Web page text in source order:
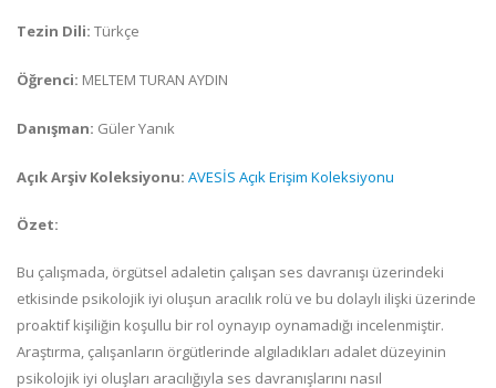
Tezin Dili: Türkçe
Öğrenci: MELTEM TURAN AYDIN
Danışman: Güler Yanık
Açık Arşiv Koleksiyonu: AVESİS Açık Erişim Koleksiyonu
Özet:
Bu çalışmada, örgütsel adaletin çalışan ses davranışı üzerindeki
etkisinde psikolojik iyi oluşun aracılık rolü ve bu dolaylı ilişki üzerinde
proaktif kişiliğin koşullu bir rol oynayıp oynamadığı incelenmiştir.
Araştırma, çalışanların örgütlerinde algıladıkları adalet düzeyinin
psikolojik iyi oluşları aracılığıyla ses davranışlarını nasıl